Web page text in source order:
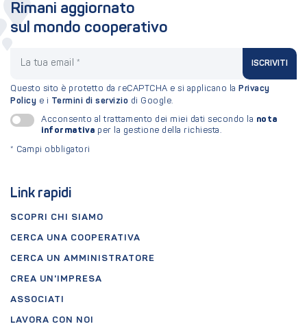
Link rapidi
SCOPRI CHI SIAMO
CERCA UNA COOPERATIVA
CERCA UN AMMINISTRATORE
CREA UN'IMPRESA
ASSOCIATI
LAVORA CON NOI
Rimani aggiornato
sul mondo cooperativo
ISCRIVITI
Questo sito è protetto da reCAPTCHA e si applicano la Privacy
Policy e i Termini di servizio di Google.
Acconsento al trattamento dei miei dati secondo la nota
informativa per la gestione della richiesta.
* Campi obbligatori